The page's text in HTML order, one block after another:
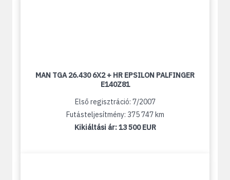
MAN TGA 26.430 6X2 + HR EPSILON PALFINGER
E140Z81
Első regisztráció: 7/2007
Futásteljesítmény: 375 747 km
Kikiáltási ár:13 500 EUR